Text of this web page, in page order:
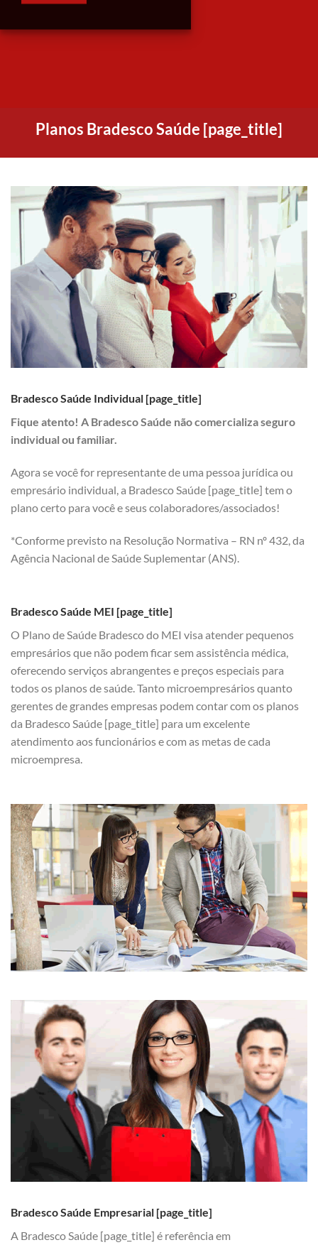
Planos Bradesco Saúde [page_title]
Bradesco Saúde Individual [page_title]
Fique atento! A Bradesco Saúde não comercializa seguro
individual ou familiar.
Agora se você for representante de uma pessoa jurídica ou
empresário individual, a Bradesco Saúde [page_title] tem o
plano certo para você e seus colaboradores/associados!
*Conforme previsto na Resolução Normativa – RN nº 432, da
Agência Nacional de Saúde Suplementar (ANS).
Bradesco Saúde MEI [page_title]
O Plano de Saúde Bradesco do MEI visa atender pequenos
empresários que não podem ficar sem assistência médica,
oferecendo serviços abrangentes e preços especiais para
todos os planos de saúde. Tanto microempresários quanto
gerentes de grandes empresas podem contar com os planos
da Bradesco Saúde [page_title] para um excelente
atendimento aos funcionários e com as metas de cada
microempresa.
Bradesco Saúde Empresarial [page_title]
A Bradesco Saúde [page_title] é referência em